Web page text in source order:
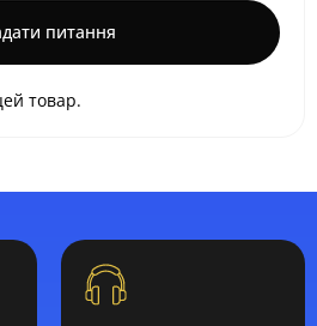
питання
товар.